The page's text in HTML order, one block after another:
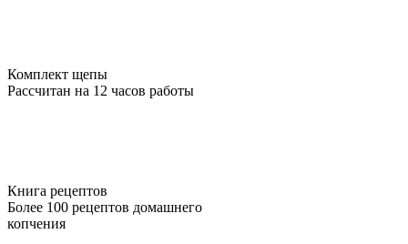
Комплект щепы
Рассчитан на 12 часов работы
Книга рецептов
Более 100 рецептов домашнего
копчения